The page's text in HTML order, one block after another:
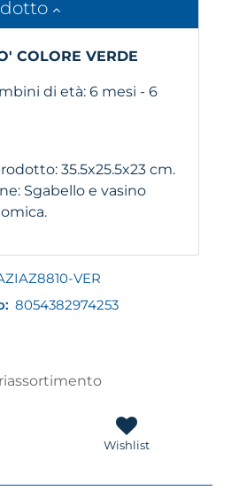
COLORE VERDE
di età: 6 mesi - 6
35.5x25.5x23 cm.
Sgabello e vasino
VER
8054382974253
Wishlist